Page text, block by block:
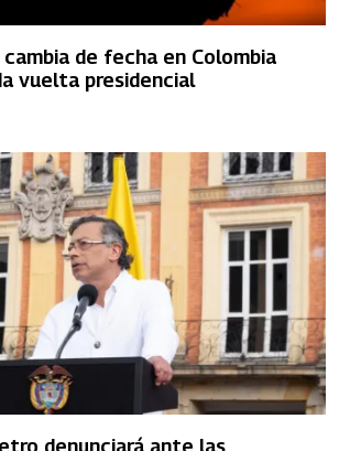
cambia de fecha en Colombia
vuelta presidencial
denunciará ante las